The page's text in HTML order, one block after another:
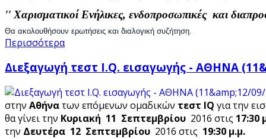
'' Χαρισματικοί Ενήλικες, ενδοπροσωπικές και
Θα ακολουθήσουν ερωτήσεις και διαλογική συζήτηση.
Περισσότερα
Διεξαγωγή τεστ I.Q. εισαγωγής - ΑΘΗΝΑ
στην Αθήνατων επόμενων ομαδικών τεστ IQ για την
θα γίνει την Κυριακή 11 Σεπτεμβρίου 2016 στις 17:30
την Δευτέρα 12 Σεπτεμβρίου 2016 στις 19:30 μ.μ.